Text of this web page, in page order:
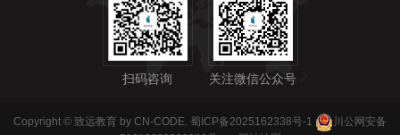
扫码咨询 关注微信公众号
Copyright © 致远教育 by CN-CODE. 蜀ICP备2025162338号-1
川公网安备